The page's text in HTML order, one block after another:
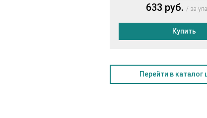
633 руб.
за
Купить
Перейти в каталог